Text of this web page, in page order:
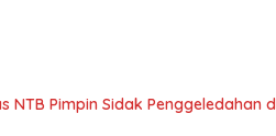
NTB Pimpin Sidak Penggeledahan